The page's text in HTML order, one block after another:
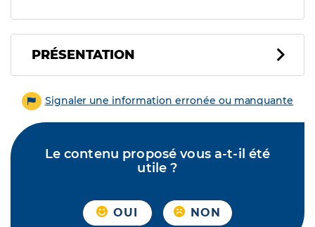
PRÉSENTATION
Signaler une information erronée ou manquante
Le contenu proposé vous a-t-il été
utile ?
OUI NON